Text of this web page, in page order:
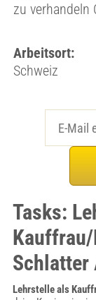
zu verhandeln
Arbeitsort:
Schweiz
Tasks:
Kauffrau/
Schlatter
Lehrstelle als